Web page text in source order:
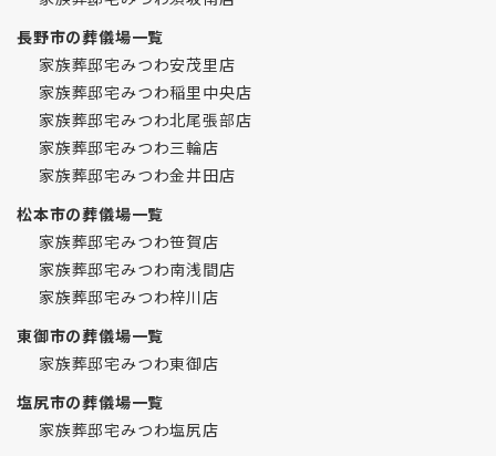
長野市の葬儀場一覧
家族葬邸宅みつわ安茂里店
家族葬邸宅みつわ稲里中央店
家族葬邸宅みつわ北尾張部店
家族葬邸宅みつわ三輪店
家族葬邸宅みつわ金井田店
松本市の葬儀場一覧
家族葬邸宅みつわ笹賀店
家族葬邸宅みつわ南浅間店
家族葬邸宅みつわ梓川店
東御市の葬儀場一覧
家族葬邸宅みつわ東御店
塩尻市の葬儀場一覧
家族葬邸宅みつわ塩尻店